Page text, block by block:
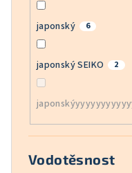
japonský 6
japonský SEIKO 2
Vodotěsnost